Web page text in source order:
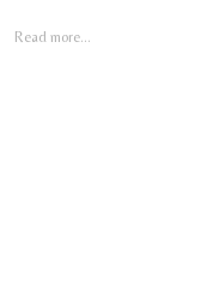
Read more...